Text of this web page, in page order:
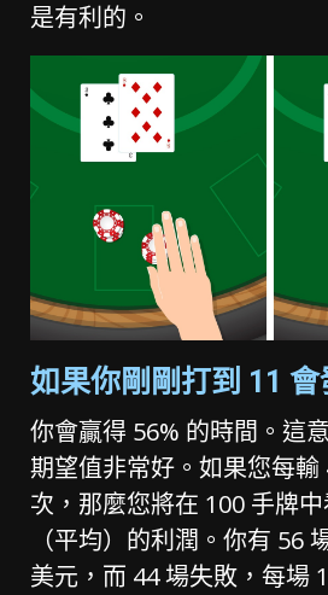
是有利的。
如果你剛剛打到 11 會
你會贏得 56% 的時間。這
期望值非常好。如果您每輸
次，那麼您將在 100 手牌
（平均）的利潤。你有 56
美元，而 44 場失敗，每場